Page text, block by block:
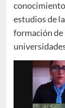
estudios de
formación